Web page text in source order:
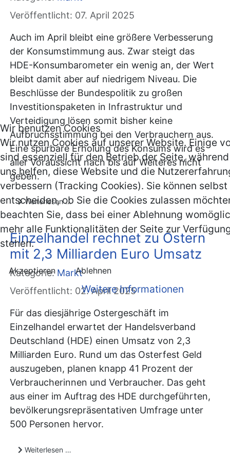
Veröffentlicht: 07. April 2025
Auch im April bleibt eine größere Verbesserung
der Konsumstimmung aus. Zwar steigt das
HDE-Konsumbarometer ein wenig an, der Wert
bleibt damit aber auf niedrigem Niveau. Die
Beschlüsse der Bundespolitik zu großen
Investitionspaketen in Infrastruktur und
Verteidigung lösen somit bisher keine
Aufbruchsstimmung bei den Verbrauchern aus.
Eine spürbare Erholung des Konsums wird es
aller Voraussicht nach bis auf Weiteres nicht
geben.
Weiterlesen …
Einzelhandel rechnet zu Ostern
mit 2,3 Milliarden Euro Umsatz
Kategorie:Markt
Veröffentlicht: 02. April 2025
Für das diesjährige Ostergeschäft im
Einzelhandel erwartet der Handelsverband
Deutschland (HDE) einen Umsatz von 2,3
Milliarden Euro. Rund um das Osterfest Geld
auszugeben, planen knapp 41 Prozent der
Verbraucherinnen und Verbraucher. Das geht
aus einer im Auftrag des HDE durchgeführten,
bevölkerungsrepräsentativen Umfrage unter
500 Personen hervor.
Weiterlesen …
Wir benutzen Cookies
Wir nutzen Cookies auf unserer Website. Einige
sind essenziell für den Betrieb der Seite,
uns helfen, diese Website und die
verbessern (Tracking Cookies). Sie können selbst
entscheiden, ob Sie die Cookies zulassen
beachten Sie, dass bei einer Ablehnung
mehr alle Funktionalitäten der Seite zur
stehen.
Akzeptieren Ablehnen
Weitere Informationen